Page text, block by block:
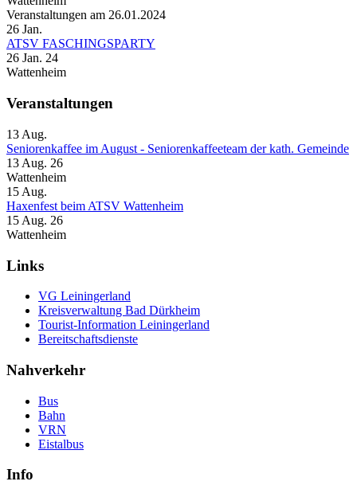
Veranstaltungen am 26.01.2024
26 Jan.
ATSV FASCHINGSPARTY
26 Jan. 24
Wattenheim
Veranstaltungen
13 Aug.
Seniorenkaffee im August - Seniorenkaffeeteam der kath. Gemeinde
13 Aug. 26
Wattenheim
15 Aug.
Haxenfest beim ATSV Wattenheim
15 Aug. 26
Wattenheim
Links
VG Leiningerland
Kreisverwaltung Bad Dürkheim
Tourist-Information Leiningerland
Bereitschaftsdienste
Nahverkehr
Bus
Bahn
VRN
Eistalbus
Info